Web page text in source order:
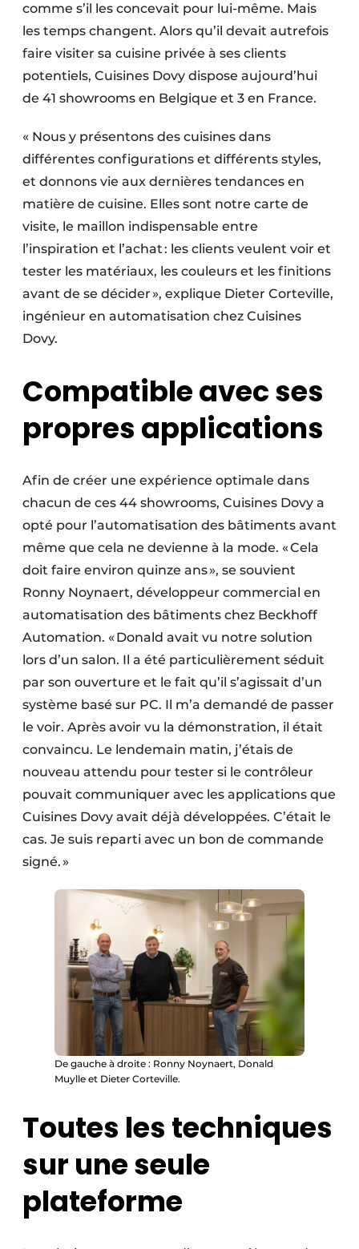
comme s’il les concevait pour lui-même. Mais
les temps changent. Alors qu’il devait autrefois
faire visiter sa cuisine privée à ses clients
potentiels, Cuisines Dovy dispose aujourd’hui
de 41 showrooms en Belgique et 3 en France.
« Nous y présentons des cuisines dans
différentes configurations et différents styles,
et donnons vie aux dernières tendances en
matière de cuisine. Elles sont notre carte de
visite, le maillon indispensable entre
l’inspiration et l’achat : les clients veulent voir et
tester les matériaux, les couleurs et les finitions
avant de se décider », explique Dieter Corteville,
ingénieur en automatisation chez Cuisines
Dovy.
Compatible avec ses
propres applications
Afin de créer une expérience optimale dans
chacun de ces 44 showrooms, Cuisines Dovy a
opté pour l’automatisation des bâtiments avant
même que cela ne devienne à la mode. « Cela
doit faire environ quinze ans », se souvient
Ronny Noynaert, développeur commercial en
automatisation des bâtiments chez Beckhoff
Automation. « Donald avait vu notre solution
lors d’un salon. Il a été particulièrement séduit
par son ouverture et le fait qu’il s’agissait d’un
système basé sur PC. Il m’a demandé de passer
le voir. Après avoir vu la démonstration, il était
convaincu. Le lendemain matin, j’étais de
nouveau attendu pour tester si le contrôleur
pouvait communiquer avec les applications que
Cuisines Dovy avait déjà développées. C’était le
cas. Je suis reparti avec un bon de commande
signé. »
De gauche à droite : Ronny Noynaert, Donald
Muylle et Dieter Corteville.
Toutes les techniques
sur une seule
plateforme